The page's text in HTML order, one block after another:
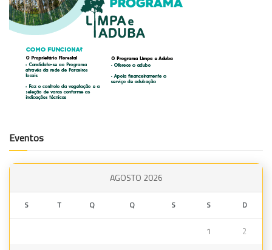
Eventos
AGOSTO 2026
S T Q Q S S D
1 2